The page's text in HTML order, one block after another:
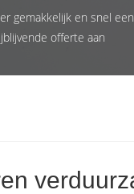
gemakkelijk en snel een
offerte aan